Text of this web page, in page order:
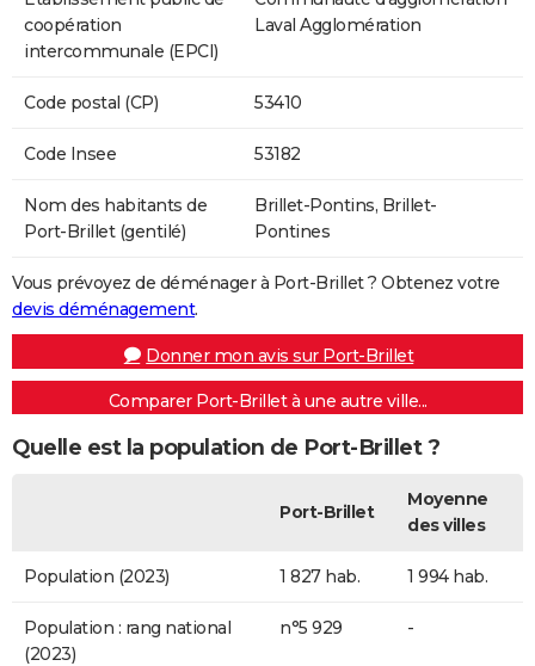
coopération
intercommunale (EPCI)
Laval Agglomération
Code postal (CP) 53410
Code Insee 53182
Nom des habitants de
Port-Brillet (gentilé)
Brillet-Pontins, Brillet-
Pontines
Vous prévoyez de déménager à Port-Brillet ? Obtenez votre
devis déménagement.
Donner mon avis sur Port-Brillet
Comparer Port-Brillet à une autre ville...
Quelle est la population de Port-Brillet ?
Port-Brillet
Moyenne
des villes
Population (2023) 1 827 hab. 1 994 hab.
Population : rang national
(2023)
n°5 929 -